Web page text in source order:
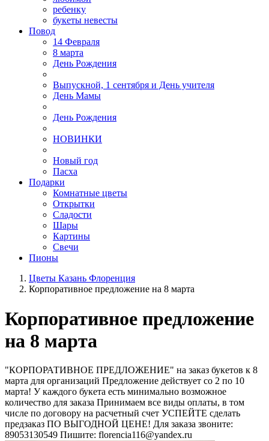
ребенку
букеты невесты
Повод
14 Февраля
8 марта
День Рождения
Выпускной, 1 сентября и День учителя
День Мамы
День Рождения
НОВИНКИ
Новый год
Пасха
Подарки
Комнатные цветы
Открытки
Сладости
Шары
Картины
Свечи
Пионы
Цветы Казань Флоренция
Корпоративное предложение на 8 марта
Корпоративное предложение
на 8 марта
"КОРПОРАТИВНОЕ ПРЕДЛОЖЕНИЕ" на заказ букетов к 8
марта для организаций Предложение действует со 2 по 10
марта! У каждого букета есть минимально возможное
количество для заказа Принимаем все виды оплаты, в том
числе по договору на расчетный счет УСПЕЙТЕ сделать
предзаказ ПО ВЫГОДНОЙ ЦЕНЕ! Для заказа звоните:
89053130549 Пишите: florencia116@yandex.ru